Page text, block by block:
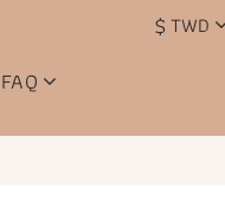
$TWD
FAQ